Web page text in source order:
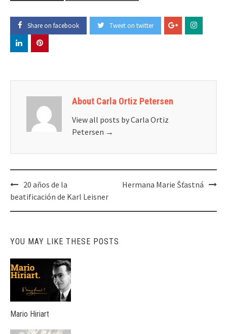
Share on facebook Tweet on twitter
About Carla Ortiz Petersen
View all posts by Carla Ortiz
Petersen →
Post
navigation
20 años de la
beatificación de Karl Leisner
Hermana Marie Šťastná
YOU MAY LIKE THESE POSTS
Mario Hiriart